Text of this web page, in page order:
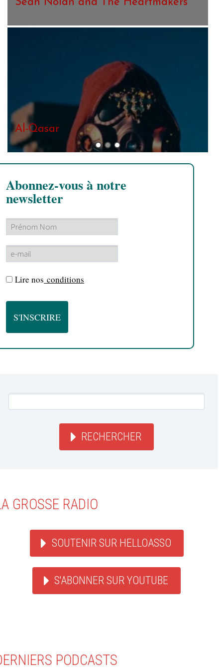
Abonnez-vous à notre
newsletter
Lire nos conditions
RECHERCHER
GROSSE RADIO
SOUTENIR SUR HELLOASSO
S'ABONNER SUR YOUTUBE
PODCASTS